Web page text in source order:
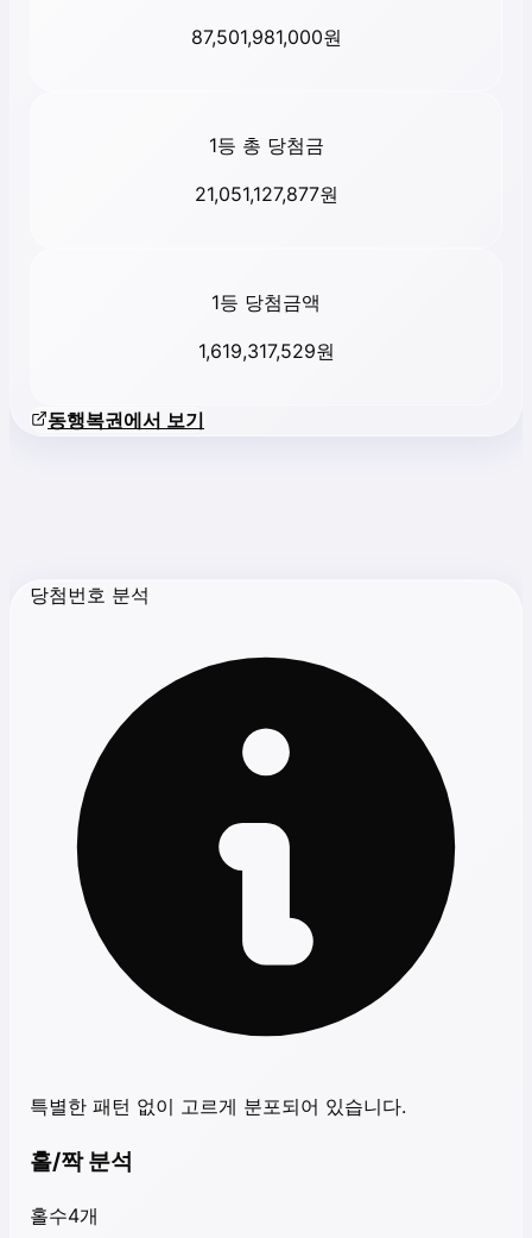
87,501,981,000원
1등 총 당첨금
21,051,127,877원
1등 당첨금액
1,619,317,529원
동행복권에서 보기
당첨번호 분석
특별한 패턴 없이 고르게 분포되어 있습니다.
홀/짝 분석
홀수4개